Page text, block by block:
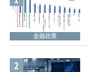
金融政策
2